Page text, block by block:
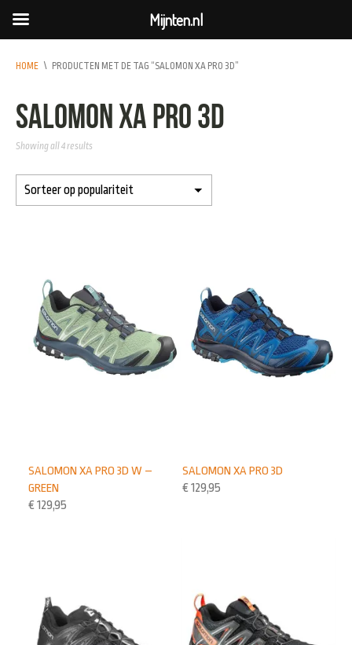
HOME \ PRODUCTEN MET DE TAG “SALOMON XA PRO 3D”
Salomon XA Pro 3D
Showing all 4 results
SALOMON XA PRO 3D
€ 129,95
SALOMON XA PRO 3D W –
GREEN
€ 129,95
Mijnten.nl